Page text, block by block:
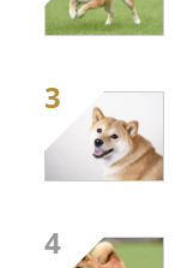
3
4